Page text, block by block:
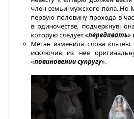
член семьи мужского пола. Но
первую половину прохода в
в одиночестве, подчеркнув:
которую следует «передавать»
Меган изменила слова клятвы
исключив из нее
«повиновении супругу».